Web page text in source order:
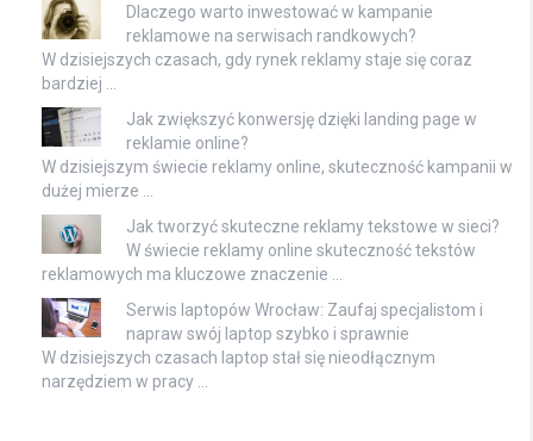
Dlaczego warto inwestować w kampanie
reklamowe na serwisach randkowych?
W dzisiejszych czasach, gdy rynek reklamy staje się coraz
bardziej …
Jak zwiększyć konwersję dzięki landing page w
reklamie online?
W dzisiejszym świecie reklamy online, skuteczność kampanii w
dużej mierze …
Jak tworzyć skuteczne reklamy tekstowe w sieci?
W świecie reklamy online skuteczność tekstów
reklamowych ma kluczowe znaczenie …
Serwis laptopów Wrocław: Zaufaj specjalistom i
napraw swój laptop szybko i sprawnie
W dzisiejszych czasach laptop stał się nieodłącznym
narzędziem w pracy …